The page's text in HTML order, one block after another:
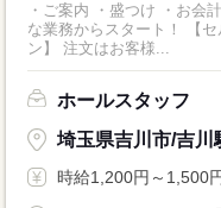
・ご案内 ・盛つけ ・お
な業務からスタート！ 【セルフオーダー導入なので接客がカンタ
ン】 注文はお客様...
ホールスタッフ
埼玉県吉川市/吉川
時給1,200円～1,500